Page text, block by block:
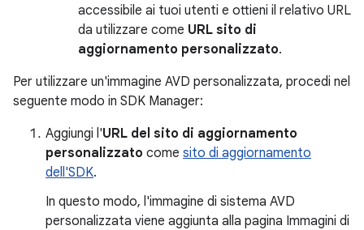
accessibile ai tuoi utenti e ottieni il relativo URL
da utilizzare come URL sito di
aggiornamento personalizzato.
Per utilizzare un'immagine AVD personalizzata, procedi nel
seguente modo in SDK Manager:
Aggiungi l'URL del sito di aggiornamento
personalizzato come sito di aggiornamento
dell'SDK.
In questo modo, l'immagine di sistema AVD
personalizzata viene aggiunta alla pagina Immagini di